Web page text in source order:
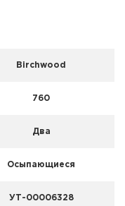
Birchwood
760
Два
Осыпающиеся
УТ-00006328